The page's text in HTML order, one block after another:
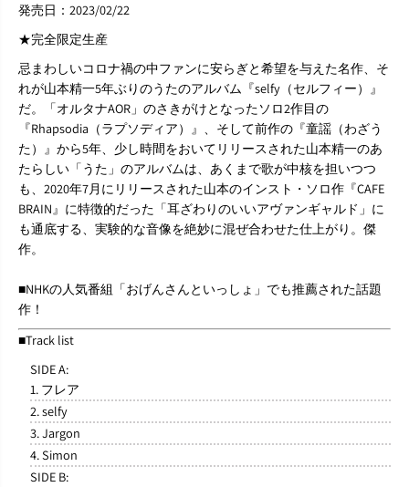
発売日：2023/02/22
★完全限定生産
忌まわしいコロナ禍の中ファンに安らぎと希望を与えた名作、そ
れが山本精一5年ぶりのうたのアルバム『selfy（セルフィー）』
だ。「オルタナAOR」のさきがけとなったソロ2作目の
『Rhapsodia（ラプソディア）』、そして前作の『童謡（わざう
た）』から5年、少し時間をおいてリリースされた山本精一のあ
たらしい「うた」のアルバムは、あくまで歌が中核を担いつつ
も、2020年7月にリリースされた山本のインスト・ソロ作『CAFE
BRAIN』に特徴的だった「耳ざわりのいいアヴァンギャルド」に
も通底する、実験的な音像を絶妙に混ぜ合わせた仕上がり。傑
作。
■NHKの人気番組「おげんさんといっしょ」でも推薦された話題
作！
■Track list
SIDE A:
1. フレア
2. selfy
3. Jargon
4. Simon
SIDE B: